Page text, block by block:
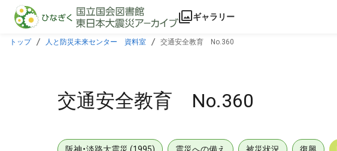
本文に飛ぶ
ギャラリー
トップ 人と防災未来センター 資料室 交通安全教育 No.360
交通安全教育 No.360